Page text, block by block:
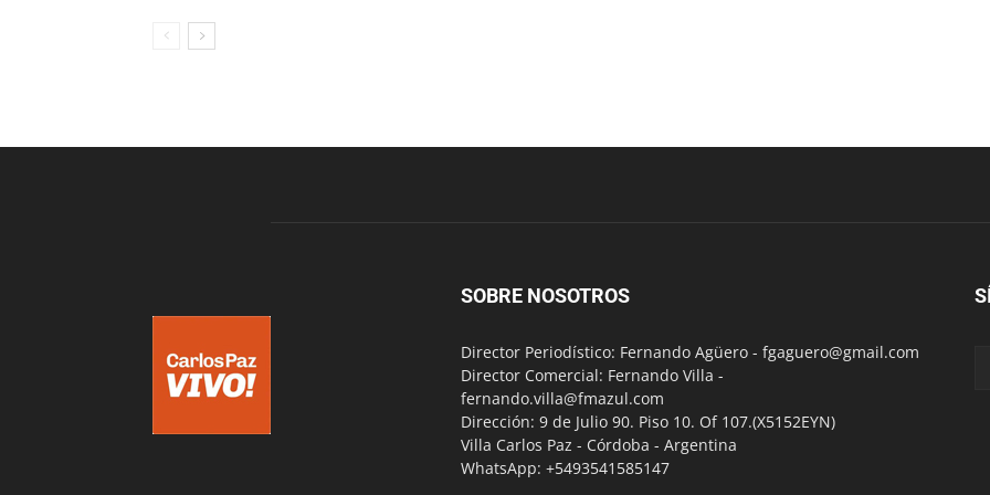
SOBRE NOSOTROS
Director Periodístico: Fernando Agüero - fgaguero@gmail.com
Director Comercial: Fernando Villa -
fernando.villa@fmazul.com
Dirección: 9 de Julio 90. Piso 10. Of 107.(X5152EYN)
Villa Carlos Paz - Córdoba - Argentina
WhatsApp: +5493541585147